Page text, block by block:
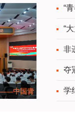
——中国青
“
“
非
夺
学